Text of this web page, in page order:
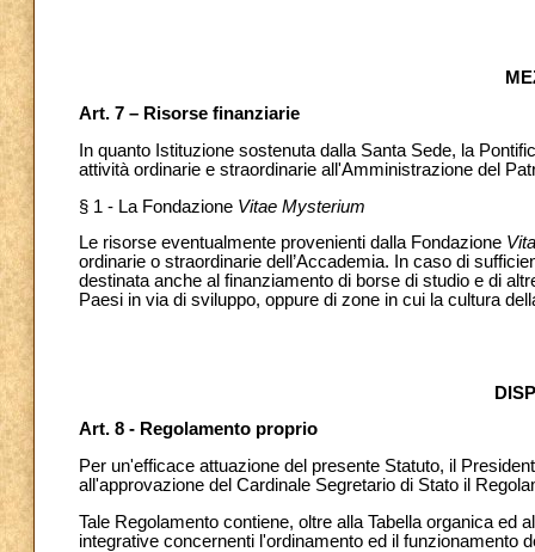
Art. 7 – Risorse finanziarie
In quanto Istituzione sostenuta dalla Santa Sede, la
attività ordinarie e straordinarie all'Amministrazione del
§ 1 - La Fondazione Vitae Mysterium
Le risorse eventualmente provenienti dalla Fondazione
ordinarie o straordinarie dell’Accademia. In caso di
destinata anche al finanziamento di borse di studio e di
Paesi in via di sviluppo, oppure di zone in cui la cultura
Art. 8 - Regolamento proprio
Per un'efficace attuazione del presente Statuto, il
all'approvazione del Cardinale Segretario di Stato il
Tale Regolamento contiene, oltre alla Tabella organica ed
integrative concernenti l'ordinamento ed il funzionamento